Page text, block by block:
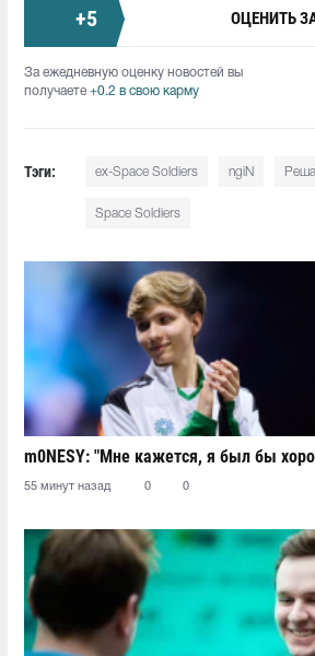
+5 ОЦЕНИТЬ
За ежедневную оценку новостей вы
получаете +0.2 в свою карму
Тэги: ex-Space Soldiers ngiN
Space Soldiers
m0NESY: "Мне кажется, я был бы
55 минут назад 0 0